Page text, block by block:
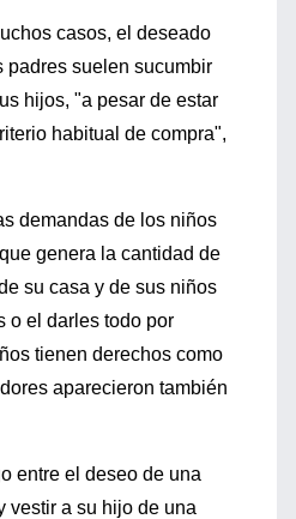
casos, el deseado
padres suelen sucumbir
hijos, "a pesar de estar
habitual de compra",
demandas de los niños
genera la cantidad de
su casa y de sus niños
o el darles todo por
tienen derechos como
aparecieron también
entre el deseo de una
vestir a su hijo de una